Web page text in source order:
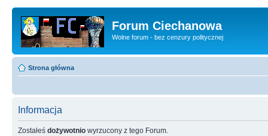
Forum Ciechanowa
Wolne forum - bez cenzury politycznej
Strona główna
Informacja
Zostałeś dożywotnio wyrzucony z tego Forum.